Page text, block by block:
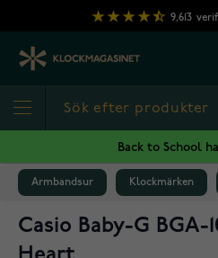
Hoppa till innehållet
9,613
Back to School
Armbandsur Klockmärken
Casio Baby-G BGA-